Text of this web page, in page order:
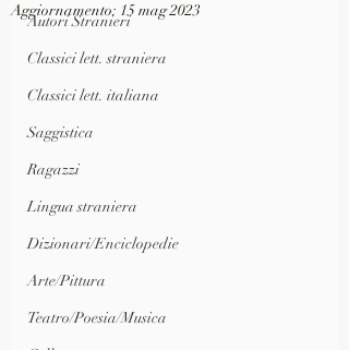
Autori Stranieri
Classici lett. straniera
Classici lett. italiana
Saggistica
Ragazzi
Lingua straniera
Dizionari/Enciclopedie
Arte/Pittura
Teatro/Poesia/Musica
Aggiornamento: 15 mag 2023